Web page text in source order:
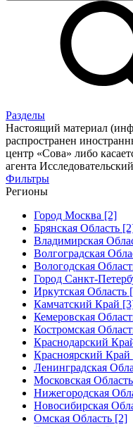
Разделы
Настоящий материал
распространен
центр «Сова» либо
агента
Фильтры
Регионы
Город Москва [2]
Брянская Область
Владимирская
Волгоградская
Вологодская
Город Санкт-
Иркутская Область
Камчатский Край
Кемеровская
Костромская
Краснодарский
Красноярский
Ленинградская
Московская
Нижегородская
Новосибирская
Омская Область [2]